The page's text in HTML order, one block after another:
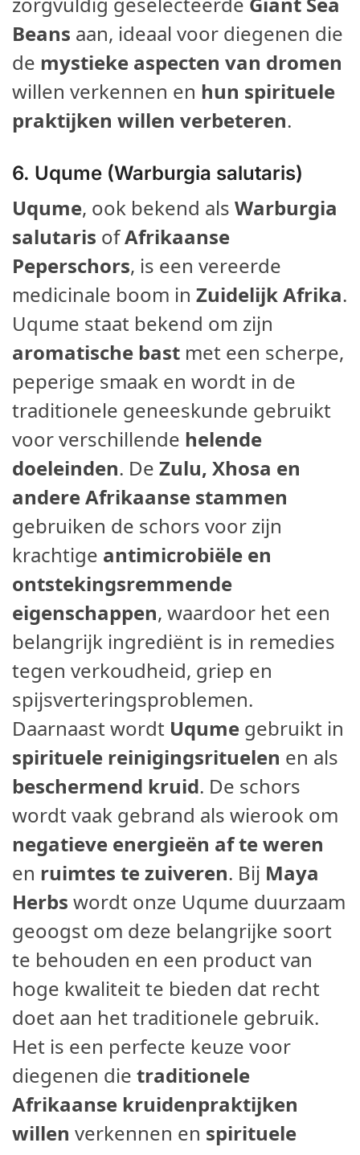
Beans aan, ideaal voor diegenen die
de mystieke aspecten van dromen
willen verkennen en hun spirituele
praktijken willen verbeteren.
6. Uqume (Warburgia salutaris)
Uqume, ook bekend als Warburgia
salutaris ofAfrikaanse
Peperschors, is een vereerde
medicinale boom in Zuidelijk Afrika.
Uqume staat bekend om zijn
aromatische bast met een scherpe,
peperige smaak en wordt in de
traditionele geneeskunde gebruikt
voor verschillende helende
doeleinden. De Zulu, Xhosa en
andere Afrikaanse stammen
gebruiken de schors voor zijn
krachtige antimicrobiële en
ontstekingsremmende
eigenschappen, waardoor het een
belangrijk ingrediënt is in remedies
tegen verkoudheid, griep en
spijsverteringsproblemen.
Daarnaast wordt Uqume gebruikt in
spirituele reinigingsrituelen en als
beschermend kruid. De schors
wordt vaak gebrand als wierook om
negatieve energieën af te weren
en ruimtes te zuiveren. Bij Maya
Herbs wordt onze Uqume duurzaam
geoogst om deze belangrijke soort
te behouden en een product van
hoge kwaliteit te bieden dat recht
doet aan het traditionele gebruik.
Het is een perfecte keuze voor
diegenen die traditionele
Afrikaanse kruidenpraktijken
willen verkennen en spirituele